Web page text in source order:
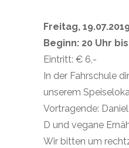
Freitag,
Beginn: 20 Uhr
Eintritt: € 6,-
In der Fahrschule
unserem
Vortragende:
D und vegane
Wir bitten um